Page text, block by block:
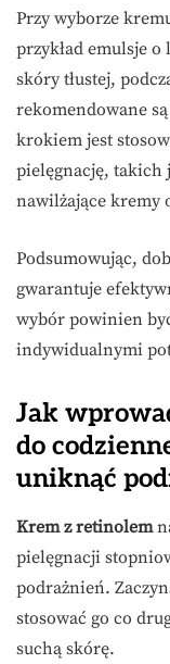
Przy wyborze
przykład emulsje
skóry tłustej,
rekomendowane
krokiem jest
pielęgnację, takich
nawilżające kremy
Podsumowując,
gwarantuje
wybór powinien
indywidualnymi
Jak
do
uniknąć
Krem z retinolem
pielęgnacji
podrażnień.
stosować go co
suchą skórę.